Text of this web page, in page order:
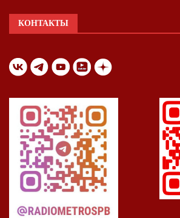
КОНТАКТЫ